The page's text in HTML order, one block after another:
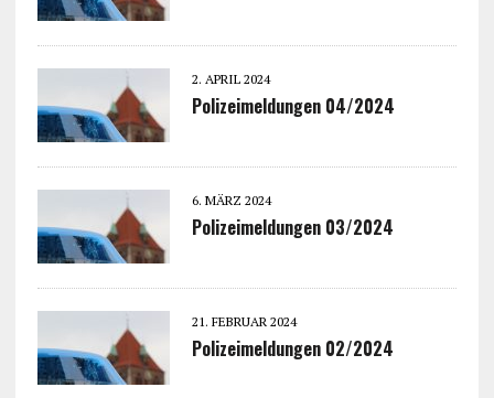
2. APRIL 2024
Polizeimeldungen 04/2024
6. MÄRZ 2024
Polizeimeldungen 03/2024
21. FEBRUAR 2024
Polizeimeldungen 02/2024